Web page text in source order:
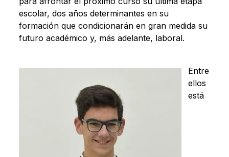
escolar, dos años determinantes en su
formación que condicionarán en gran medida su
futuro académico y, más adelante, laboral.
Entre
ellos
está